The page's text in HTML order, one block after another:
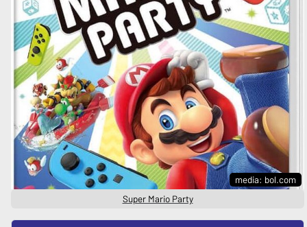
media: bol.com
Super Mario Party